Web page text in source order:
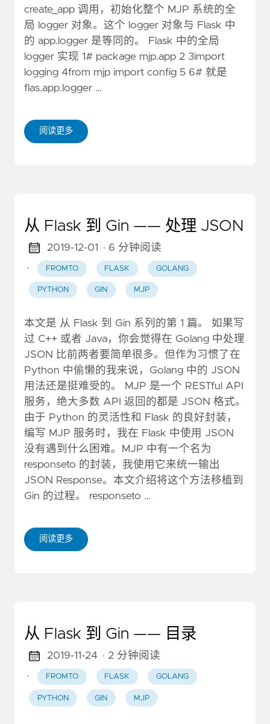
create_app 调用，初始化整个 MJP 系统的全
局 logger 对象。这个 logger 对象与 Flask 中
的 app.logger 是等同的。 Flask 中的全局
logger 实现 1# package mjp.app 2 3import
logging 4from mjp import config 5 6# 就是
flas.app.logger …
阅读更多
从 Flask 到 Gin —— 处理 JSON
2019-12-01
· 6 分钟阅读
·
FROMTO FLASK GOLANG
PYTHON GIN MJP
本文是 从 Flask 到 Gin 系列的第 1 篇。 如果写
过 C++ 或者 Java，你会觉得在 Golang 中处理
JSON 比前两者要简单很多。但作为习惯了在
Python 中偷懒的我来说，Golang 中的 JSON
用法还是挺难受的。 MJP 是一个 RESTful API
服务，绝大多数 API 返回的都是 JSON 格式。
由于 Python 的灵活性和 Flask 的良好封装，
编写 MJP 服务时，我在 Flask 中使用 JSON
没有遇到什么困难。MJP 中有一个名为
responseto 的封装，我使用它来统一输出
JSON Response。本文介绍将这个方法移植到
Gin 的过程。 responseto …
阅读更多
从 Flask 到 Gin —— 目录
2019-11-24 · 2 分钟阅读
·
FROMTO FLASK GOLANG
PYTHON GIN MJP